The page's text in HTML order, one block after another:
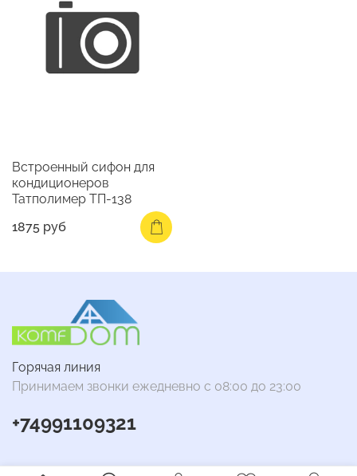
Встроенный сифон для
кондиционеров
Татполимер ТП-138
1875 руб
Горячая линия
Принимаем звонки ежедневно с 08:00 до 23:00
+74991109321